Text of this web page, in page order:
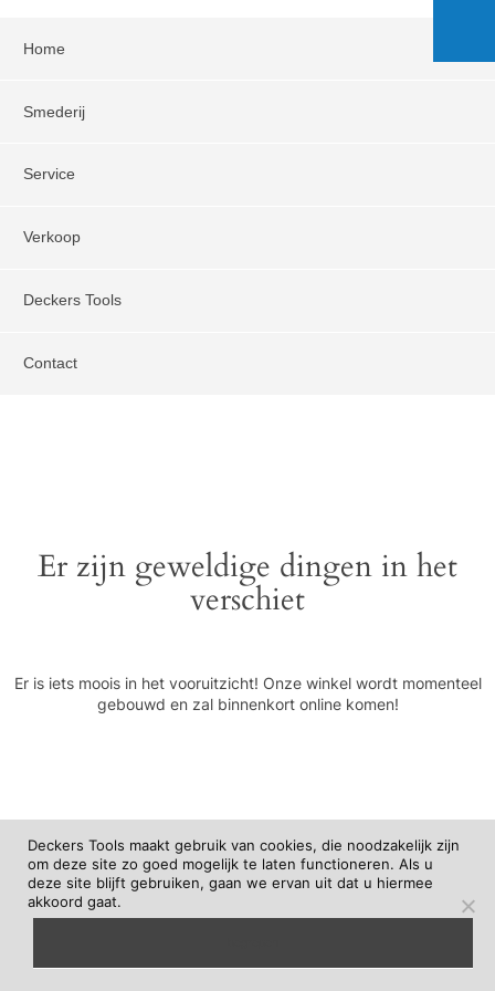
Home
Smederij
Service
Verkoop
Deckers Tools
Contact
Er zijn geweldige dingen in het
verschiet
Er is iets moois in het vooruitzicht! Onze winkel wordt momenteel
gebouwd en zal binnenkort online komen!
Deckers Tools maakt gebruik van cookies, die noodzakelijk zijn
om deze site zo goed mogelijk te laten functioneren. Als u
deze site blijft gebruiken, gaan we ervan uit dat u hiermee
akkoord gaat.